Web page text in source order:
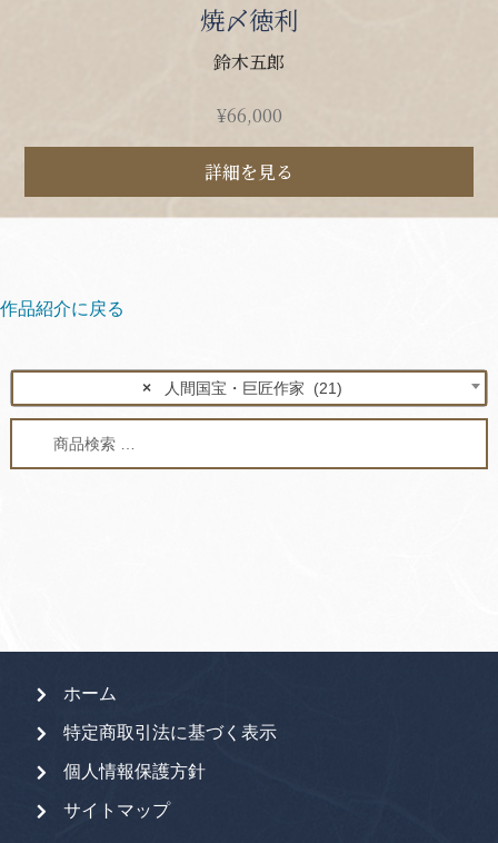
焼〆徳利
鈴木五郎
¥66,000
詳細を見る
作品紹介に戻る
× 人間国宝・巨匠作家 (21)
ホーム
特定商取引法に基づく表示
個人情報保護方針
サイトマップ